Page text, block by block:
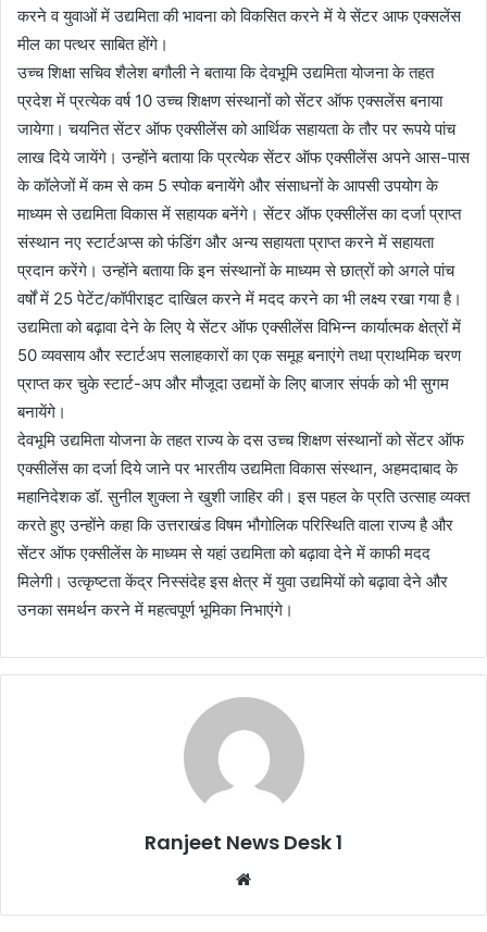
करने व युवाओं में उद्यमिता की भावना को विकसित करने में ये सेंटर आफ एक्सलेंस
मील का पत्थर साबित होंगे।
उच्च शिक्षा सचिव शैलेश बगौली ने बताया कि देवभूमि उद्यमिता योजना के तहत
प्रदेश में प्रत्येक वर्ष 10 उच्च शिक्षण संस्थानों को सेंटर ऑफ एक्सलेंस बनाया
जायेगा। चयनित सेंटर ऑफ एक्सीलेंस को आर्थिक सहायता के तौर पर रूपये पांच
लाख दिये जायेंगे। उन्होंने बताया कि प्रत्येक सेंटर ऑफ एक्सीलेंस अपने आस-पास
के कॉलेजों में कम से कम 5 स्पोक बनायेंगे और संसाधनों के आपसी उपयोग के
माध्यम से उद्यमिता विकास में सहायक बनेंगे। सेंटर ऑफ एक्सीलेंस का दर्जा प्राप्त
संस्थान नए स्टार्टअप्स को फंडिंग और अन्य सहायता प्राप्त करने में सहायता
प्रदान करेंगे। उन्होंने बताया कि इन संस्थानों के माध्यम से छात्रों को अगले पांच
वर्षों में 25 पेटेंट/कॉपीराइट दाखिल करने में मदद करने का भी लक्ष्य रखा गया है।
उद्यमिता को बढ़ावा देने के लिए ये सेंटर ऑफ एक्सीलेंस विभिन्न कार्यात्मक क्षेत्रों में
50 व्यवसाय और स्टार्टअप सलाहकारों का एक समूह बनाएंगे तथा प्राथमिक चरण
प्राप्त कर चुके स्टार्ट-अप और मौजूदा उद्यमों के लिए बाजार संपर्क को भी सुगम
बनायेंगे।
देवभूमि उद्यमिता योजना के तहत राज्य के दस उच्च शिक्षण संस्थानों को सेंटर ऑफ
एक्सीलेंस का दर्जा दिये जाने पर भारतीय उद्यमिता विकास संस्थान, अहमदाबाद के
महानिदेशक डॉ. सुनील शुक्ला ने खुशी जाहिर की। इस पहल के प्रति उत्साह व्यक्त
करते हुए उन्होंने कहा कि उत्तराखंड विषम भौगोलिक परिस्थिति वाला राज्य है और
सेंटर ऑफ एक्सीलेंस के माध्यम से यहां उद्यमिता को बढ़ावा देने में काफी मदद
मिलेगी। उत्कृष्टता केंद्र निस्संदेह इस क्षेत्र में युवा उद्यमियों को बढ़ावा देने और
उनका समर्थन करने में महत्वपूर्ण भूमिका निभाएंगे।
Ranjeet News Desk 1